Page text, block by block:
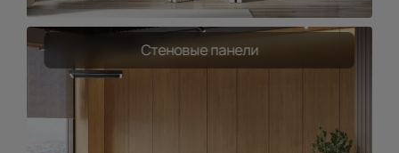
Стеновые панели